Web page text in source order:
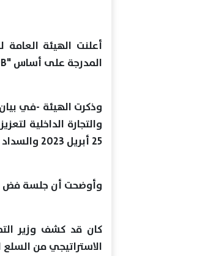
أعلنت الهيئة
المدرجة على أساس "FOB".
وذكرت الهيئة -في
25 أبريل 2023 والسداد بتسهيلات موردين 180 يوما.
وأوضحت أن جلسة فض
كان قد كشف وزير
الاستراتيجي من